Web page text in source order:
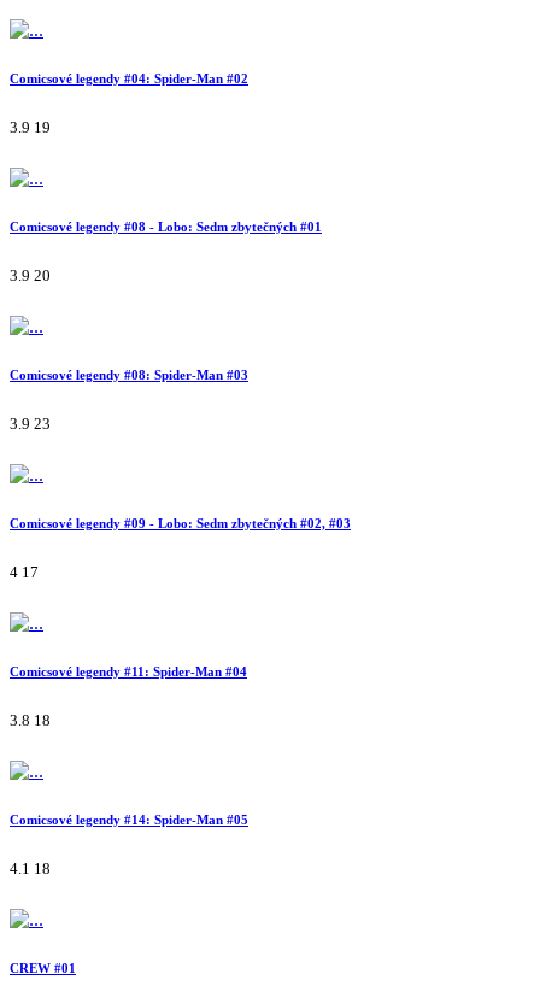
Comicsové legendy #04: Spider-Man #02
3.9 19
Comicsové legendy #08 - Lobo: Sedm zbytečných #01
3.9 20
Comicsové legendy #08: Spider-Man #03
3.9 23
Comicsové legendy #09 - Lobo: Sedm zbytečných #02, #03
4 17
Comicsové legendy #11: Spider-Man #04
3.8 18
Comicsové legendy #14: Spider-Man #05
4.1 18
CREW #01